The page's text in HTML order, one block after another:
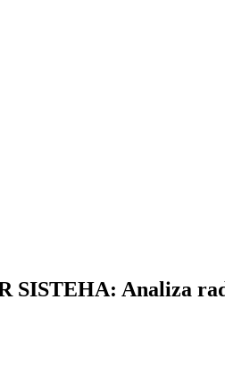
Analiza